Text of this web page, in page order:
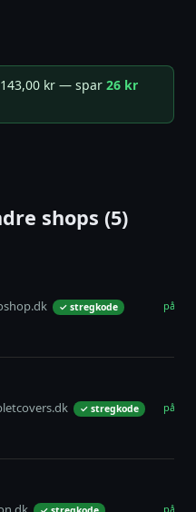
kr — spar 26 kr
shops (5)
✓ stregkode på
✓ stregkode på
på